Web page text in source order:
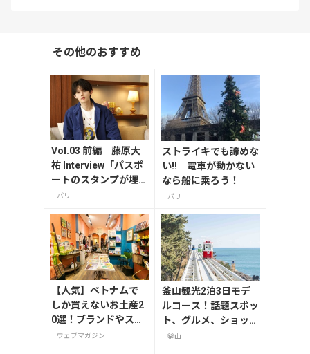
その他のおすすめ
Vol.03 前編 藤原大
祐 Interview「パスポ
ートのスタンプが埋
まるくらい世界中を
Y TRAVEL STORY～
パリ
ストライキでも諦めな
い!! 電車が動かない
なら船に乗ろう！
パリ
【人気】ベトナムで
しか買えないお土産2
0選！ブランドやスー
パーのお菓子や雑貨
ウェブマガジン
釜山観光2泊3日モデ
ルコース！話題スポッ
ト、グルメ、ショッピ
ングを満喫
釜山